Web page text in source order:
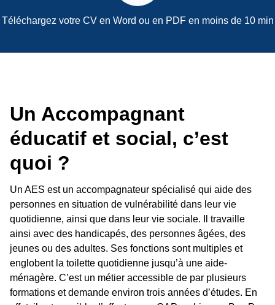
Téléchargez votre CV en Word ou en PDF en moins de 10 min
Un Accompagnant
éducatif et social, c’est
quoi ?
Un AES est un accompagnateur spécialisé qui aide des
personnes en situation de vulnérabilité dans leur vie
quotidienne, ainsi que dans leur vie sociale. Il travaille
ainsi avec des handicapés, des personnes âgées, des
jeunes ou des adultes. Ses fonctions sont multiples et
englobent la toilette quotidienne jusqu’à une aide-
ménagère. C’est un métier accessible de par plusieurs
formations et demande environ trois années d’études. En